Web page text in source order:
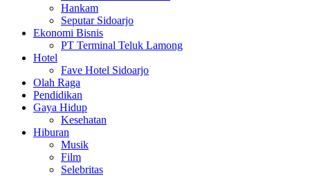
Hankam
Seputar Sidoarjo
Ekonomi Bisnis
PT Terminal Teluk Lamong
Hotel
Fave Hotel Sidoarjo
Olah Raga
Pendidikan
Gaya Hidup
Kesehatan
Hiburan
Musik
Film
Selebritas